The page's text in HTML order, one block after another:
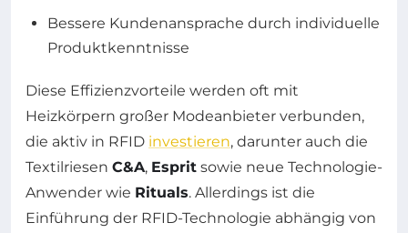
Bessere Kundenansprache durch individuelle
Produktkenntnisse
Diese Effizienzvorteile werden oft mit
Heizkörpern großer Modeanbieter verbunden,
die aktiv in RFID investieren, darunter auch die
Textilriesen C&A, Esprit sowie neue Technologie-
Anwender wie Rituals. Allerdings ist die
Einführung der RFID-Technologie abhängig von